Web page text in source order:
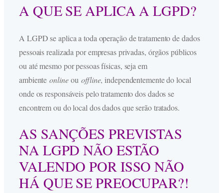
A QUE SE APLICA A LGPD?
A LGPD se aplica a toda operação de tratamento de dados
pessoais realizada por empresas privadas, órgãos públicos
ou até mesmo por pessoas físicas, seja em
ambienteonlineouoffline, independentemente do local
onde os responsáveis pelo tratamento dos dados se
encontrem ou do local dos dados que serão tratados.
AS SANÇÕES PREVISTAS
NA LGPD NÃO ESTÃO
VALENDO POR ISSO NÃO
HÁ QUE SE PREOCUPAR?!